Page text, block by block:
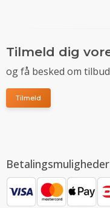
Tilmeld dig
og få besked om
Tilmeld
Betalingsmuligheder